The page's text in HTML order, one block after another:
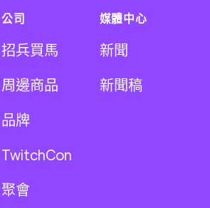
公司
招兵買馬
周邊商品
品牌
TwitchCon
聚會
媒體中心
新聞
新聞稿